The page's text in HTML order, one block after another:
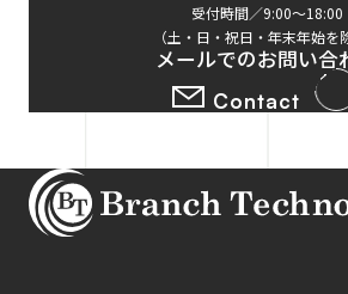
受付時間／9:00～18:00
（土・日・祝日・年末年始を
メールでのお問い合
Contact